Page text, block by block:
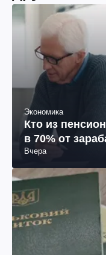
Экономика
Кто из
в 70% от
Вчера